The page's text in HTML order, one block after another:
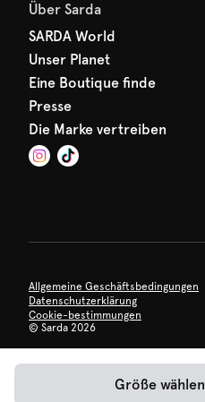
Größe wählen
Über Sarda
SARDA World
Unser Planet
Eine Boutique finde
Presse
Die Marke vertreiben
Allgemeine Geschäftsbedingungen
Datenschutzerklärung
Cookie-bestimmungen
© Sarda 2026